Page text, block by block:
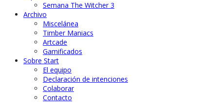
Semana The Witcher 3
Archivo
Miscelánea
Timber Maniacs
Artcade
Gamificados
Sobre Start
El equipo
Declaración de intenciones
Colaborar
Contacto